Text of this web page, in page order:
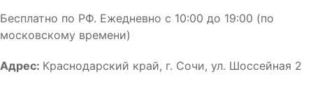
Бесплатно по РФ. Ежедневно с 10:00 до 19:00 (по
московскому времени)
Адрес: Краснодарский край, г. Сочи, ул. Шоссейная 2